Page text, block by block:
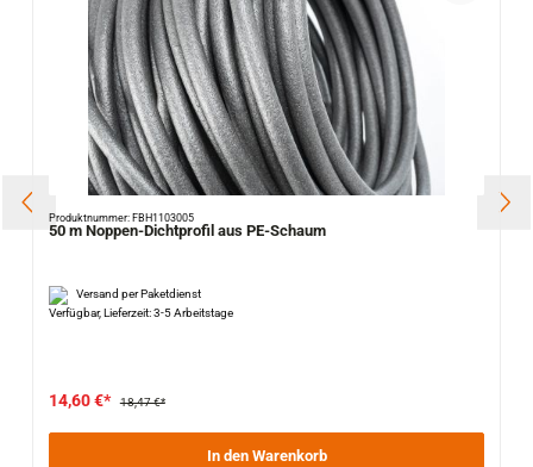
Produktnummer: FBH1103005
50 m Noppen-Dichtprofil aus PE-Schaum
Versand per Paketdienst
Verfügbar, Lieferzeit: 3-5 Arbeitstage
14,60 €* 18,47 €*
In den Warenkorb